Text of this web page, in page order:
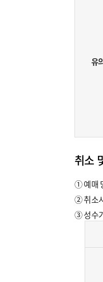
유
취소
① 예매
② 취소
③ 성수